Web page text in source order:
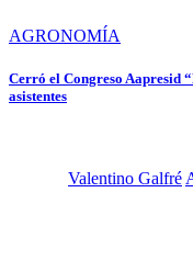
AGRONOMÍA
Cerró el Congreso Aapresid
asistentes
Valentino Galfré